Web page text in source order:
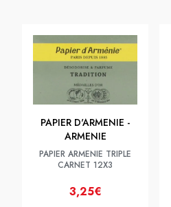
PAPIER D'ARMENIE -
ARMENIE
PAPIER ARMENIE TRIPLE
CARNET 12X3
3,25€